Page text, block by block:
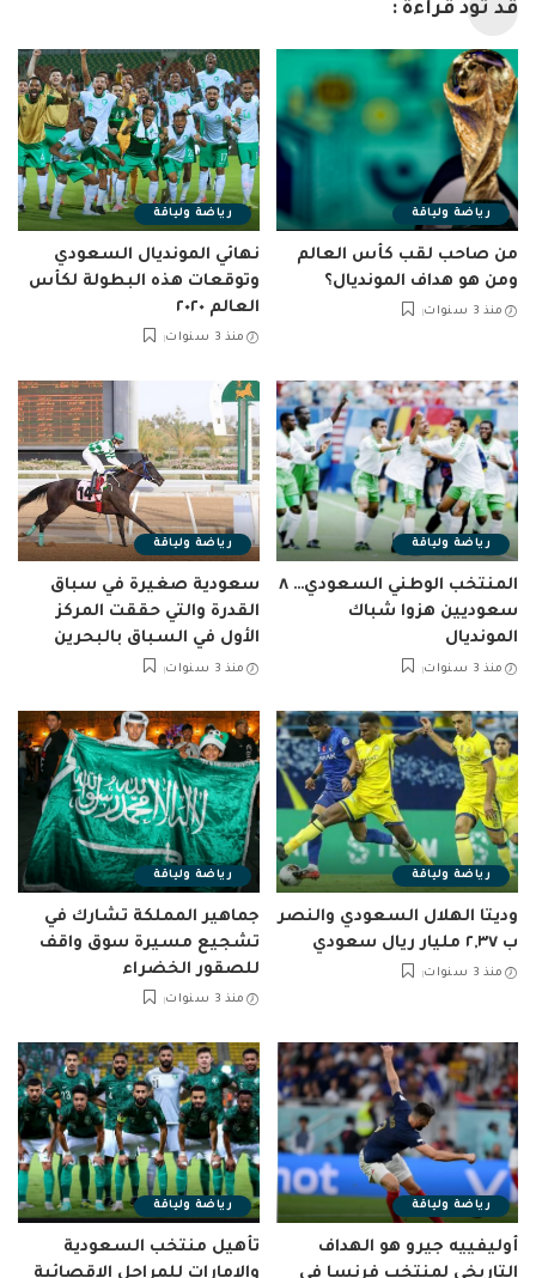
قد تود قراءة :
رياضة ولياقة
من صاحب لقب كأس العالم
ومن هو هداف المونديال؟
منذ 3 سنوات
رياضة ولياقة
نهائي المونديال السعودي
وتوقعات هذه البطولة لكأس
العالم ٢٠٢٠
منذ 3 سنوات
رياضة ولياقة
المنتخب الوطني السعودي… ٨
سعوديين هزوا شباك
المونديال
منذ 3 سنوات
رياضة ولياقة
سعودية صغيرة في سباق
القدرة والتي حققت المركز
الأول في السباق بالبحرين
منذ 3 سنوات
رياضة ولياقة
وديتا الهلال السعودي والنصر
ب ٢,٣٧ مليار ريال سعودي
منذ 3 سنوات
رياضة ولياقة
جماهير المملكة تشارك في
تشجيع مسيرة سوق واقف
للصقور الخضراء
منذ 3 سنوات
رياضة ولياقة
أوليفييه جيرو هو الهداف
التاريخي لمنتخب فرنسا في
رياضة ولياقة
تأهيل منتخب السعودية
والإمارات للمراحل الاقصائية